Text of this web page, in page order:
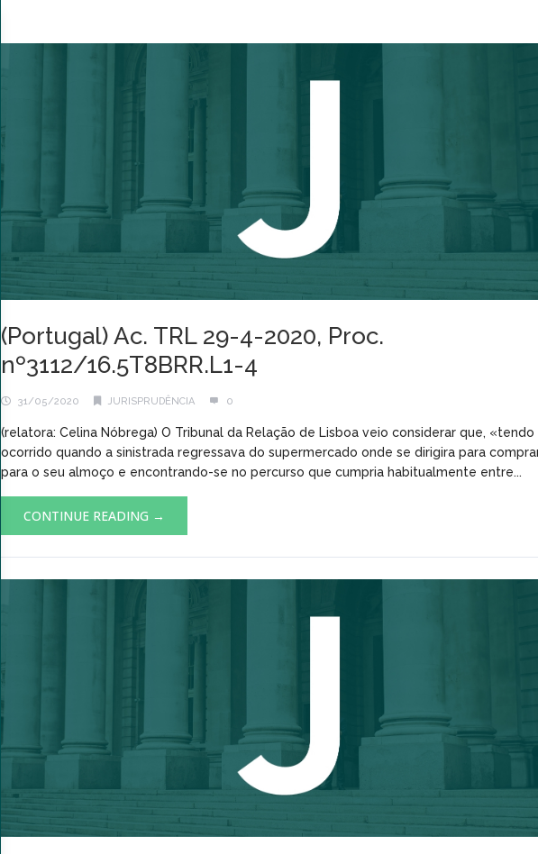
(Portugal) Ac. TRL 29-4-2020, Proc.
nº3112/16.5T8BRR.L1-4
31/05/2020 JURISPRUDÊNCIA 0
(relatora: Celina Nóbrega) O Tribunal da Relação de Lisboa veio considerar que,
ocorrido quando a sinistrada regressava do supermercado onde se dirigira para
para o seu almoço e encontrando-se no percurso que cumpria habitualmente entre...
CONTINUE READING →